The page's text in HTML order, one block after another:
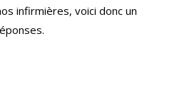
infirmières, voici donc un